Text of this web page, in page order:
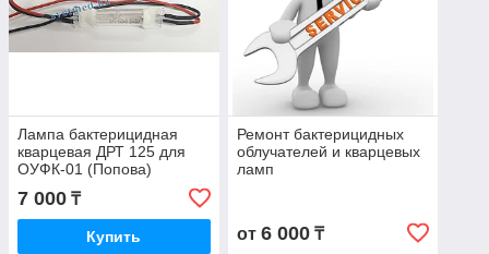
Лампа бактерицидная
кварцевая ДРТ 125 для
ОУФК-01 (Попова)
7 000 ₸
Купить
Ремонт бактерицидных
облучателей и кварцевых
ламп
от 6 000₸